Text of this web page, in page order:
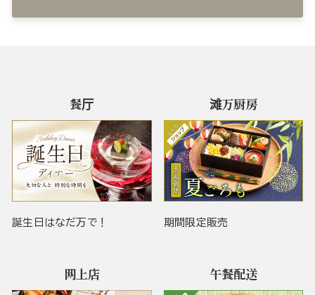
餐厅
誕生日はなだ万で！
滩万厨房
期間限定販売
网上店 午餐配送